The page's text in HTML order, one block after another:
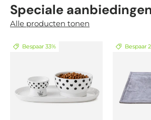
Speciale
Alle producten tonen
Bespaar 33% Bespaar